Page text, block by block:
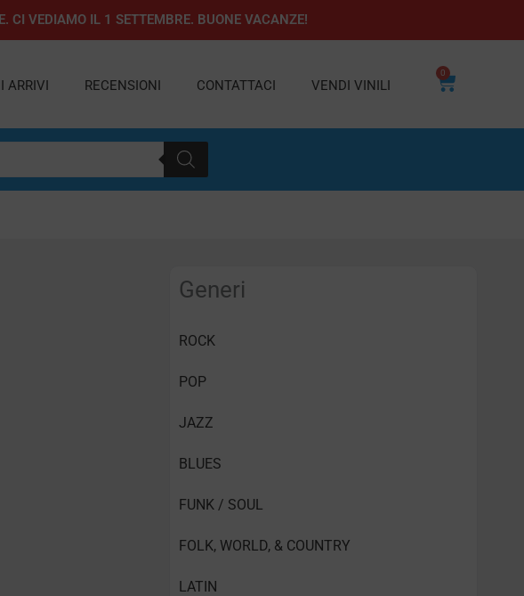
CI VEDIAMO IL 1 SETTEMBRE. BUONE VACANZE!
ARRIVI RECENSIONI CONTATTACI VENDI VINILI
0
Carrello
Generi
ROCK
POP
JAZZ
BLUES
FUNK / SOUL
FOLK, WORLD, & COUNTRY
LATIN